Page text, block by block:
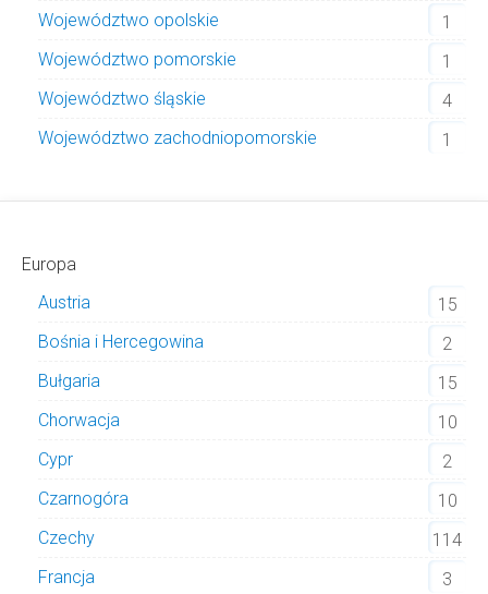
Województwo opolskie
1
Województwo pomorskie
1
Województwo śląskie
4
Województwo zachodniopomorskie
1
Europa
Austria
15
Bośnia i Hercegowina
2
Bułgaria
15
Chorwacja
10
Cypr
2
Czarnogóra
10
Czechy
114
Francja
3